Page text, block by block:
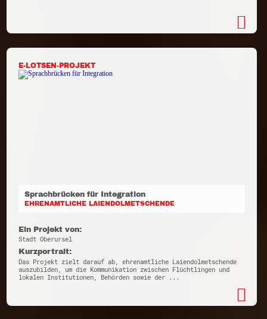
E-LOTSEN-PROJEKT
Sprachbrücken für Integration
EHRENAMTLICHE LAIENDOLMETSCHENDE
Ein Projekt von:
Stadt Oberursel
Kurzportrait:
Das Projekt zielt darauf ab, ehrenamtliche Laiendolmetschende
auszubilden, um die Kommunikation zwischen Flüchtlingen und
lokalen Institutionen, Behörden sowie der ...